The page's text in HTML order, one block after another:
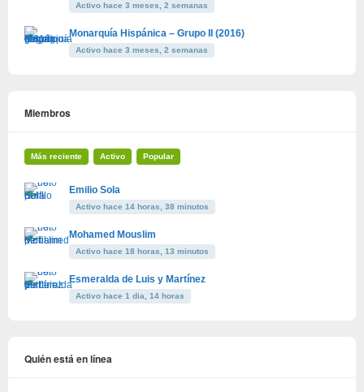
Activo hace 3 meses, 2 semanas
Monarquía Hispánica – Grupo II (2016)
Activo hace 3 meses, 2 semanas
Miembros
Más reciente Activo Popular
Emilio Sola
Activo hace 14 horas, 38 minutos
Mohamed Mouslim
Activo hace 18 horas, 13 minutos
Esmeralda de Luis y Martínez
Activo hace 1 dia, 14 horas
Quién está en línea